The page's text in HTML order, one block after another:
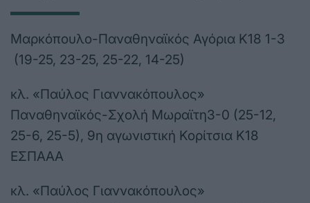
Μαρκόπουλο-Παναθηναϊκός Αγόρια Κ18 1-3
(19-25, 23-25, 25-22, 14-25)
κλ. «Παύλος Γιαννακόπουλος»
Παναθηναϊκός-Σχολή Μωραϊτη3-0 (25-12,
25-6, 25-5), 9η αγωνιστική Κορίτσια Κ18
ΕΣΠΑΑΑ
κλ. «Παύλος Γιαννακόπουλος»